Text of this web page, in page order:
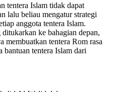
tentera Islam tidak dapat
lalu beliau mengatur strategi
anggota tentera Islam.
ke bahagian depan,
membuatkan tentera Rom rasa
bantuan tentera Islam dari